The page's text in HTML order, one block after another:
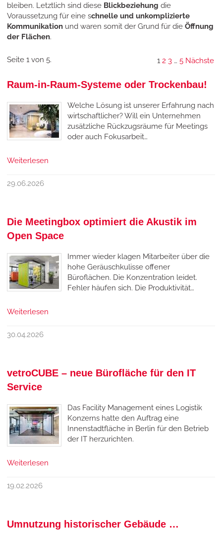
bleiben. Letztlich sind diese Blickbeziehung die
Voraussetzung für eine schnelle und unkomplizierte
Kommunikation und waren somit der Grund für dieÖffnung
der Flächen.
Seite 1 von 5. 1 2 3 … 5 Nächste
Raum-in-Raum-Systeme oder Trockenbau!
Welche Lösung ist unserer Erfahrung nach
wirtschaftlicher? Will ein Unternehmen
zusätzliche Rückzugsräume für Meetings
oder auch Fokusarbeit…
Weiterlesen
29.06.2026
Die Meetingbox optimiert die Akustik im
Open Space
Immer wieder klagen Mitarbeiter über die
hohe Geräuschkulisse offener
Büroflächen. Die Konzentration leidet.
Fehler häufen sich. Die Produktivität…
Weiterlesen
30.04.2026
vetroCUBE – neue Bürofläche für den IT
Service
Das Facility Management eines Logistik
Konzerns hatte den Auftrag eine
Innenstadtfläche in Berlin für den Betrieb
der IT herzurichten.
Weiterlesen
19.02.2026
Umnutzung historischer Gebäude …